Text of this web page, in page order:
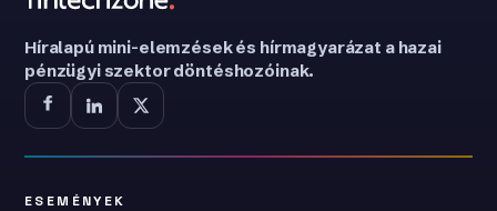
Híralapú mini-elemzések és hírmagyarázat a hazai
pénzügyi szektor döntéshozóinak.
ESEMÉNYEK